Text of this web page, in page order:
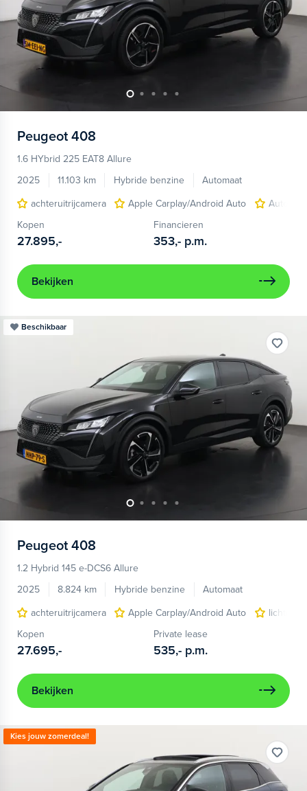
Peugeot 408
1.6 HYbrid 225 EAT8 Allure
2025
11.103 km Hybride benzine
Automaat
achteruitrijcamera
Apple Carplay/Android Auto
Kopen
27.895,-
Financieren
353,- p.m.
Bekijken
Beschikbaar
Peugeot 408
1.2 Hybrid 145 e-DCS6 Allure
2025
8.824 km Hybride benzine
Automaat
achteruitrijcamera
Apple Carplay/Android Auto
Kopen
27.695,-
Private lease
535,- p.m.
Bekijken
Kies jouw zomerdeal!